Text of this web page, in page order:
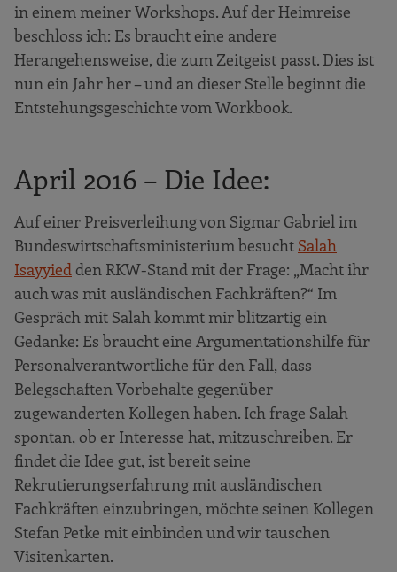
in einem meiner Workshops. Auf der Heimreise
beschloss ich: Es braucht eine andere
Herangehensweise, die zum Zeitgeist passt. Dies ist
nun ein Jahr her – und an dieser Stelle beginnt die
Entstehungsgeschichte vom Workbook.
April 2016 – Die Idee:
Auf einer Preisverleihung von Sigmar Gabriel im
Bundeswirtschaftsministerium besucht Salah
Isayyied den RKW-Stand mit der Frage: „Macht ihr
auch was mit ausländischen Fachkräften?“ Im
Gespräch mit Salah kommt mir blitzartig ein
Gedanke: Es braucht eine Argumentationshilfe für
Personalverantwortliche für den Fall, dass
Belegschaften Vorbehalte gegenüber
zugewanderten Kollegen haben. Ich frage Salah
spontan, ob er Interesse hat, mitzuschreiben. Er
findet die Idee gut, ist bereit seine
Rekrutierungserfahrung mit ausländischen
Fachkräften einzubringen, möchte seinen Kollegen
Stefan Petke mit einbinden und wir tauschen
Visitenkarten.